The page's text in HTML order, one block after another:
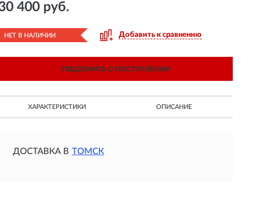
400 руб.
НЕТ В НАЛИЧИИ Добавить к сравнению
УВЕДОМИТЬ О ПОСТУПЛЕНИИ
ХАРАКТЕРИСТИКИ ОПИСАНИЕ
ДОСТАВКА В ТОМСК